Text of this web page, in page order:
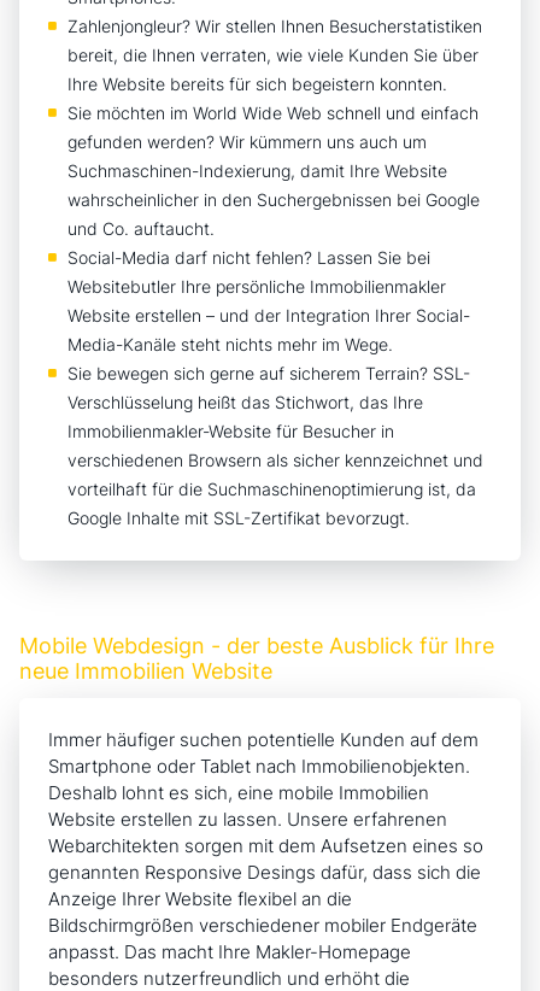
Zahlenjongleur? Wir stellen Ihnen Besucherstatistiken
bereit, die Ihnen verraten, wie viele Kunden Sie über
Ihre Website bereits für sich begeistern konnten.
Sie möchten im World Wide Web schnell und einfach
gefunden werden? Wir kümmern uns auch um
Suchmaschinen-Indexierung, damit Ihre Website
wahrscheinlicher in den Suchergebnissen bei Google
und Co. auftaucht.
Social-Media darf nicht fehlen? Lassen Sie bei
Websitebutler Ihre persönliche Immobilienmakler
Website erstellen – und der Integration Ihrer Social-
Media-Kanäle steht nichts mehr im Wege.
Sie bewegen sich gerne auf sicherem Terrain? SSL-
Verschlüsselung heißt das Stichwort, das Ihre
Immobilienmakler-Website für Besucher in
verschiedenen Browsern als sicher kennzeichnet und
vorteilhaft für die Suchmaschinenoptimierung ist, da
Google Inhalte mit SSL-Zertifikat bevorzugt.
Mobile Webdesign - der beste Ausblick für Ihre
neue Immobilien Website
Immer häufiger suchen potentielle Kunden auf dem
Smartphone oder Tablet nach Immobilienobjekten.
Deshalb lohnt es sich, eine mobile Immobilien
Website erstellen zu lassen. Unsere erfahrenen
Webarchitekten sorgen mit dem Aufsetzen eines so
genannten Responsive Desings dafür, dass sich die
Anzeige Ihrer Website flexibel an die
Bildschirmgrößen verschiedener mobiler Endgeräte
anpasst. Das macht Ihre Makler-Homepage
besonders nutzerfreundlich und erhöht die